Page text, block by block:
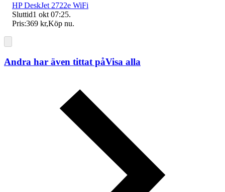
HP DeskJet 2722e WiFi
Sluttid1 okt 07:25.
Pris:369 kr,Köp nu.
Andra har även tittat påVisa alla